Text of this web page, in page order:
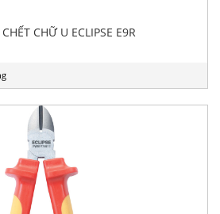
CHỮ U ECLIPSE E9R